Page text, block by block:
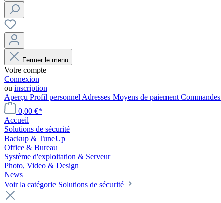
Fermer le menu
Votre compte
Connexion
ou inscription
Aperçu Profil personnel Adresses Moyens de paiement Commandes
0,00 €*
Accueil
Solutions de sécurité
Backup & TuneUp
Office & Bureau
Système d'exploitation & Serveur
Photo, Video & Design
News
Voir la catégorie Solutions de sécurité